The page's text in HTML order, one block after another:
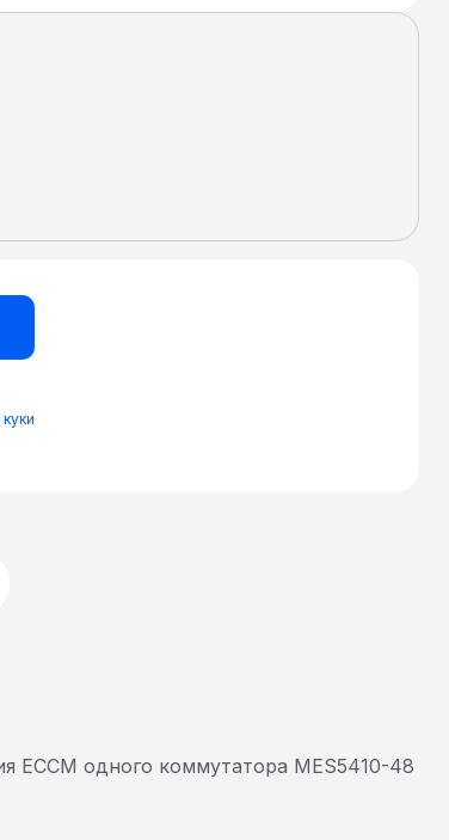
ECCM одного коммутатора MES5410-48